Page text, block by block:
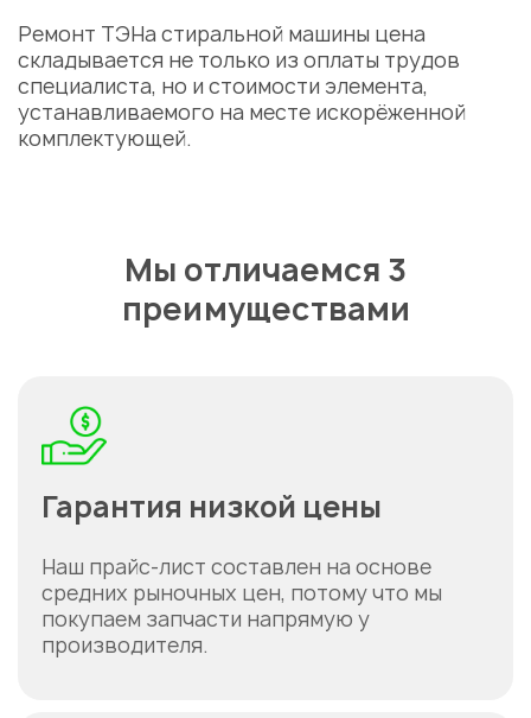
Ремонт ТЭНа стиральной машины цена
складывается не только из оплаты трудов
специалиста, но и стоимости элемента,
устанавливаемого на месте искорёженной
комплектующей.
Мы отличаемся 3
преимуществами
Гарантия низкой цены
Наш прайс-лист составлен на основе
средних рыночных цен, потому что мы
покупаем запчасти напрямую у
производителя.